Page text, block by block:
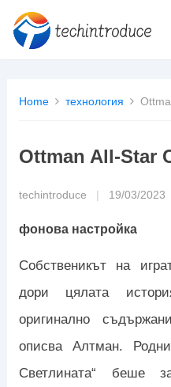
Home технология
Ottman All-Star
techintroduce 19/03/2023
фонова настройка
Собственикът на
дори цялата
оригинално
описва Алтман.
Светлината“ беше